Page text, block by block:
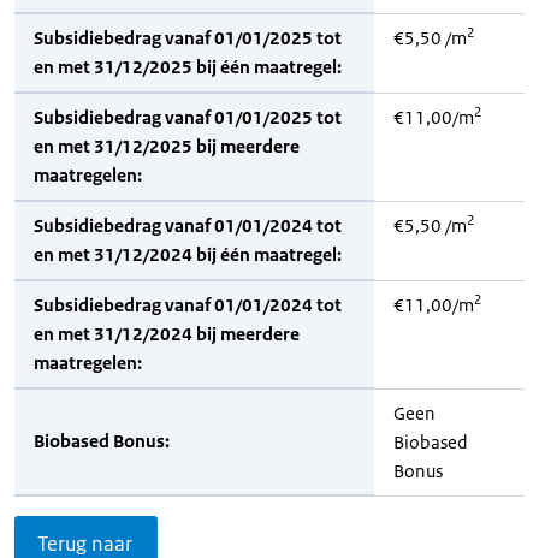
Subsidiebedrag vanaf 01/01/2025 tot
en met 31/12/2025 bij één maatregel:
€5,50 /m2
Subsidiebedrag vanaf 01/01/2025 tot
en met 31/12/2025 bij meerdere
maatregelen:
€11,00/m2
Subsidiebedrag vanaf 01/01/2024 tot
en met 31/12/2024 bij één maatregel:
€5,50 /m2
Subsidiebedrag vanaf 01/01/2024 tot
en met 31/12/2024 bij meerdere
maatregelen:
€11,00/m2
Biobased Bonus:
Geen
Biobased
Bonus
Terug naar